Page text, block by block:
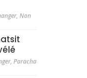
, Non
, Paracha